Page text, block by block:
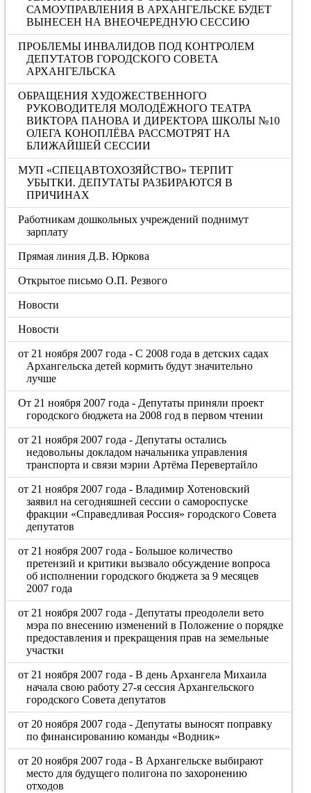
САМОУПРАВЛЕНИЯ В АРХАНГЕЛЬСКЕ БУДЕТ
ВЫНЕСЕН НА ВНЕОЧЕРЕДНУЮ СЕССИЮ
ПРОБЛЕМЫ ИНВАЛИДОВ ПОД КОНТРОЛЕМ
ДЕПУТАТОВ ГОРОДСКОГО СОВЕТА
АРХАНГЕЛЬСКА
ОБРАЩЕНИЯ ХУДОЖЕСТВЕННОГО
РУКОВОДИТЕЛЯ МОЛОДЁЖНОГО ТЕАТРА
ВИКТОРА ПАНОВА И ДИРЕКТОРА ШКОЛЫ №10
ОЛЕГА КОНОПЛЁВА РАССМОТРЯТ НА
БЛИЖАЙШЕЙ СЕССИИ
МУП «СПЕЦАВТОХОЗЯЙСТВО» ТЕРПИТ
УБЫТКИ. ДЕПУТАТЫ РАЗБИРАЮТСЯ В
ПРИЧИНАХ
Работникам дошкольных учреждений поднимут
зарплату
Прямая линия Д.В. Юркова
Открытое письмо О.П. Резвого
Новости
Новости
от 21 ноября 2007 года - С 2008 года в детских садах
Архангельска детей кормить будут значительно
лучше
От 21 ноября 2007 года - Депутаты приняли проект
городского бюджета на 2008 год в первом чтении
от 21 ноября 2007 года - Депутаты остались
недовольны докладом начальника управления
транспорта и связи мэрии Артёма Перевертайло
от 21 ноября 2007 года - Владимир Хотеновский
заявил на сегодняшней сессии о самороспуске
фракции «Справедливая Россия» городского Совета
депутатов
от 21 ноября 2007 года - Большое количество
претензий и критики вызвало обсуждение вопроса
об исполнении городского бюджета за 9 месяцев
2007 года
от 21 ноября 2007 года - Депутаты преодолели вето
мэра по внесению изменений в Положение о порядке
предоставления и прекращения прав на земельные
участки
от 21 ноября 2007 года - В день Архангела Михаила
начала свою работу 27-я сессия Архангельского
городского Совета депутатов
от 20 ноября 2007 года - Депутаты выносят поправку
по финансированию команды «Водник»
от 20 ноября 2007 года - В Архангельске выбирают
место для будущего полигона по захоронению
отходов